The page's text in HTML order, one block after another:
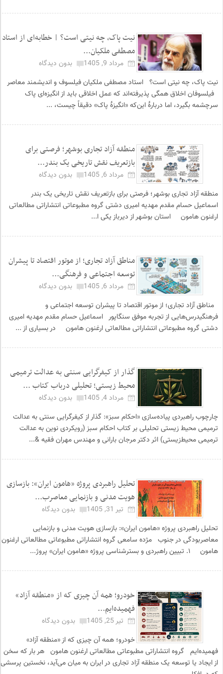
نیت پاک، چه نیتی است؟ | خطابه‌ای از استاد
مصطفی ملکیان...
مرداد 9, 1405
بدون دیدگاه
نیت پاک، چه نیتی است؟ استاد مصطفی ملکیان فیلسوف و اندیشمند معاصر
فیلسوفان اخلاق همگی پذیرفته‌اند که عمل اخلاقی باید از انگیزه‌ای پاک
سرچشمه بگیرد، اما دربارهٔ این‌که «انگیزهٔ پاک» دقیقاً چیست، ...
منطقه آزاد تجاری بوشهر؛ فرصتی برای
بازتعریف نقش تاریخی یک بندر...
مرداد 6, 1405
بدون دیدگاه
منطقه آزاد تجاری بوشهر؛ فرصتی برای بازتعریف نقش تاریخی یک بندر
اسماعیل حسام مقدم مهدیه امیری دشتی گروه مطبوعاتی انتشاراتی مطالعاتی
ارغنون هامون استان بوشهر از دیرباز یکی ا...
مناطق آزاد تجاری؛ از موتور اقتصاد تا پیشران
توسعه اجتماعی و فرهنگی...
مرداد 6, 1405
بدون دیدگاه
مناطق آزاد تجاری؛ از موتور اقتصاد تا پیشران توسعه اجتماعی و
فرهنگیدرس‌هایی از تجربه موفق سنگاپور اسماعیل حسام مقدم مهدیه امیری
دشتی گروه مطبوعاتی انتشاراتی مطالعاتی ارغنون هامون در بسیاری از ...
گذار از کیفرگرایی سنتی به عدالت ترمیمی
محیط‌ زیستی؛ تحلیلی درباب کتاب ...
مرداد 4, 1405
بدون دیدگاه
چارچوب راهبردی پیاده‌سازی «احکام سبز»: گذار از کیفرگرایی سنتی به عدالت
ترمیمی محیط‌ زیستی تحلیلی بر کتاب احکام سبز (رویکردی نوین به عدالت
ترمیمی محیط‌زیستی) اثر دکتر مرجان بارانی و مهندس مهران فقیه &...
تحلیل راهبردی پروژه «هامون ایران»: بازسازی
هویت مدنی و بازنمایی معاصرب...
تیر 31, 1405
بدون دیدگاه
تحلیل راهبردی پروژه «هامون ایران»: بازسازی هویت مدنی و بازنمایی
معاصربودگی در جنوب مژده سامعی گروه انتشاراتی مطبوعاتی مطالعاتی ارغنون
هامون ۱. تبیین راهبردی و بسترشناسی پروژه «هامون ایران» پروژ...
خودرو؛ همه آن چیزی که از «منطقه آزاد»
فهمیده‌ایم...
تیر 25, 1405
بدون دیدگاه
خودرو؛ همه آن چیزی که از «منطقه آزاد»
فهمیده‌ایم گروه انتشاراتی مطبوعاتی مطالعاتی ارغنون هامون هر بار که سخن
از ایجاد یا توسعه یک منطقه آزاد تجاری در ایران به میان می‌آید، نخستین پرسشی